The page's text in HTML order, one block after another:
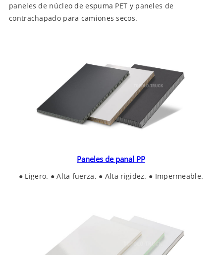
paneles de núcleo de espuma PET y paneles de
contrachapado para camiones secos.
Paneles de panal PP
● Ligero. ● Alta fuerza. ● Alta rigidez. ● Impermeable.